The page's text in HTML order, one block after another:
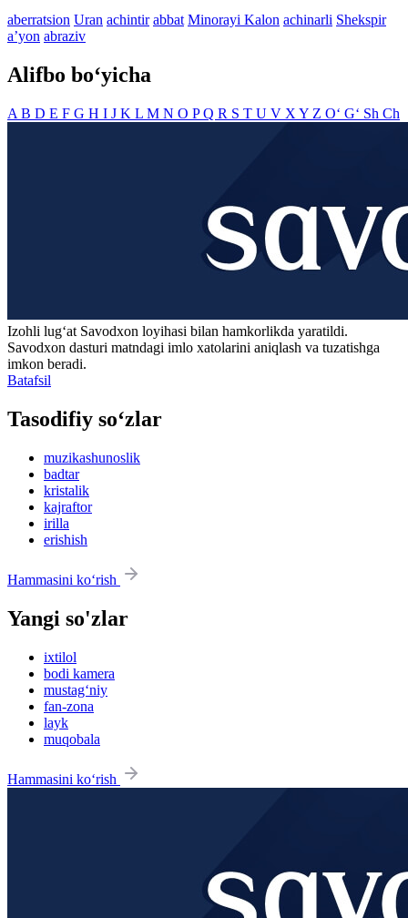
aberratsion Uran achintir abbat Minorayi Kalon achinarli Shekspir
aʼyon abraziv
Alifbo bo‘yicha
A B D E F G H I J K L M N O PQ R S T U V X Y Z O‘ G‘ Sh Ch
Izohli lugʻat Savodxon loyihasi bilan hamkorlikda yaratildi.
Savodxon dasturi matndagi imlo xatolarini aniqlash va tuzatishga
imkon beradi.
Batafsil
Tasodifiy so‘zlar
muzikashunoslik
badtar
kristalik
kajraftor
irilla
erishish
Hammasini ko‘rish
Yangi so'zlar
ixtilol
bodi kamera
mustag‘niy
fan-zona
layk
muqobala
Hammasini ko‘rish